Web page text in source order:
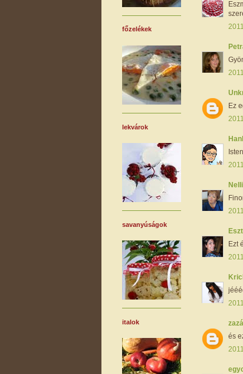
Ez
Nelli
Ezt
és
főzelékek
lekvárok
savanyúságok
italok